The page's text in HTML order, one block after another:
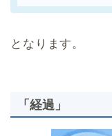
となります。
「経過」